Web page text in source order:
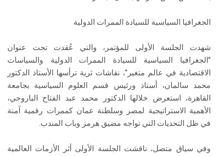
الجغرافيا السياسية للسيادة الممرات الدولية
شهدت الجلسة الأولى للمؤتمر، والتي عُقدت تحت عنوان
"الجغرافيا السياسية للسيادة الممرات الدولية والسياسات
الاقتصادية في عالم متغير"، نقاشات ثرية ترأسها الأستاذ الدكتور
محمد سالمان، أستاذ ورئيس قسم العلوم السياسية بجامعة
القاهرة، استعرض خلالها الدكتور محمد عبد الفتاح الباروجي،
الأهمية الاستراتيجية لمصر وسلطنة عمان كممرات رقمية آمنة
في ظل التحديات التي تواجه مضيق هرمز وباب المندب.
وفي سياق متصل، ناقشت الجلسة الأولى أثر الأزمات العالمية